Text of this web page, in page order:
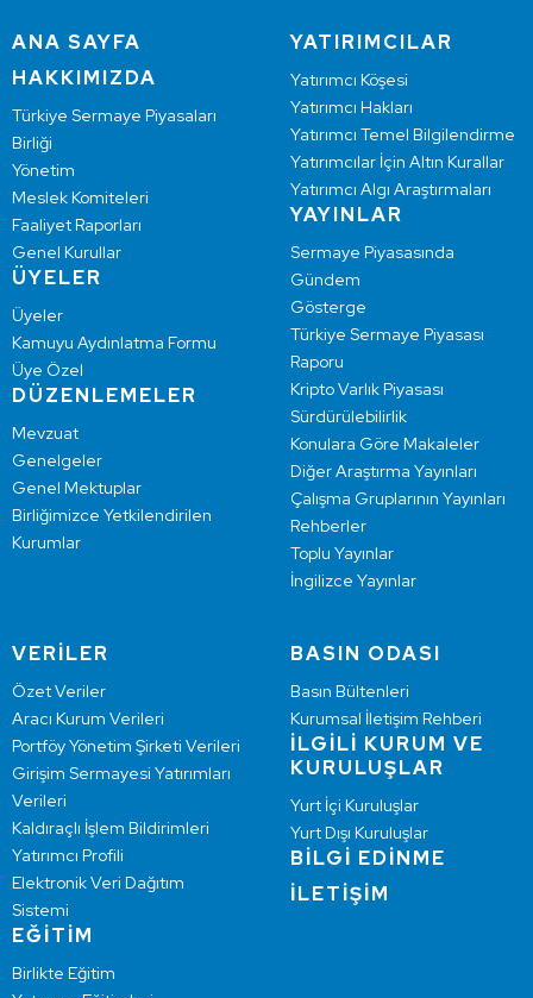
ANA SAYFA
HAKKIMIZDA
Türkiye Sermaye Piyasaları
Birliği
Yönetim
Meslek Komiteleri
Faaliyet Raporları
Genel Kurullar
ÜYELER
Üyeler
Kamuyu Aydınlatma Formu
Üye Özel
DÜZENLEMELER
Mevzuat
Genelgeler
Genel Mektuplar
Birliğimizce Yetkilendirilen
Kurumlar
YATIRIMCILAR
Yatırımcı Köşesi
Yatırımcı Hakları
Yatırımcı Temel Bilgilendirme
Yatırımcılar İçin Altın Kurallar
Yatırımcı Algı Araştırmaları
YAYINLAR
Sermaye Piyasasında
Gündem
Gösterge
Türkiye Sermaye Piyasası
Raporu
Kripto Varlık Piyasası
Sürdürülebilirlik
Konulara Göre Makaleler
Diğer Araştırma Yayınları
Çalışma Gruplarının Yayınları
Rehberler
Toplu Yayınlar
İngilizce Yayınlar
VERİLER
Özet Veriler
Aracı Kurum Verileri
Portföy Yönetim Şirketi Verileri
Girişim Sermayesi Yatırımları
Verileri
Kaldıraçlı İşlem Bildirimleri
Yatırımcı Profili
Elektronik Veri Dağıtım
Sistemi
EĞİTİM
Birlikte Eğitim
BASIN ODASI
Basın Bültenleri
Kurumsal İletişim Rehberi
İLGİLİ KURUM VE
KURULUŞLAR
Yurt İçi Kuruluşlar
Yurt Dışı Kuruluşlar
BİLGİ EDİNME
İLETİŞİM